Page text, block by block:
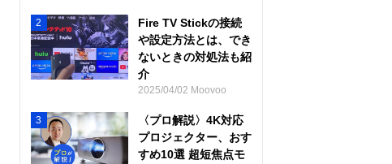
2
Fire TV Stickの接続
や設定方法とは、でき
ないときの対処法も紹
介
2025/04/02 Moovoo
3
〈プロ解説〉4K対応
プロジェクター、おす
すめ10選 超短焦点モ